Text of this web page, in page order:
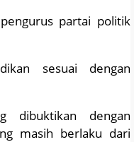
partai politik
sesuai dengan
dibuktikan dengan
masih berlaku dari